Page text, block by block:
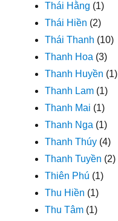
Thái Hằng (1)
Thái Hiền (2)
Thái Thanh (10)
Thanh Hoa (3)
Thanh Huyền (1)
Thanh Lam (1)
Thanh Mai (1)
Thanh Nga (1)
Thanh Thúy (4)
Thanh Tuyền (2)
Thiên Phú (1)
Thu Hiền (1)
Thu Tâm (1)